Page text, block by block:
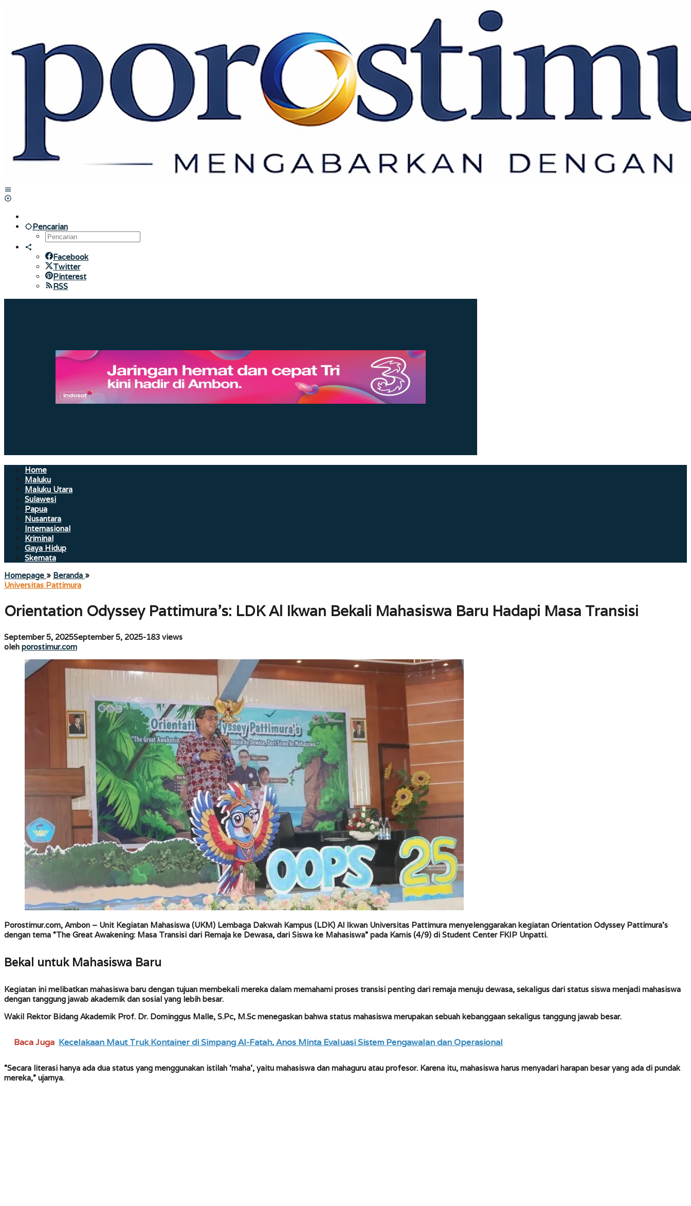
Pencarian
Facebook
Twitter
Pinterest
RSS
Home
Maluku
Maluku Utara
Sulawesi
Papua
Nusantara
Internasional
Kriminal
Gaya Hidup
Skemata
Homepage » Beranda »Orientation
LDK
Al
Bekali
Mahasiswa
Hadapi
Masa
Universitas Pattimura
Orientation Odyssey Pattimura’s: LDK Al Ikwan Bekali Mahasiswa Baru Hadapi Masa Transisi
September 5, 2025September 5, 2025oleh
-183 views
oleh porostimur.com
Porostimur.com, Ambon – Unit Kegiatan Mahasiswa (UKM) Lembaga Dakwah Kampus (LDK) Al Ikwan Universitas Pattimura menyelenggarakan kegiatan Orientation Odyssey Pattimura’s
dengan tema “The Great Awakening: Masa Transisi dari Remaja ke Dewasa, dari Siswa ke Mahasiswa” pada Kamis (4/9) di Student Center FKIP Unpatti.
Bekal untuk Mahasiswa Baru
Kegiatan ini melibatkan mahasiswa baru dengan tujuan membekali mereka dalam memahami proses transisi penting dari remaja menuju dewasa, sekaligus dari status siswa menjadi mahasiswa
dengan tanggung jawab akademik dan sosial yang lebih besar.
Wakil Rektor Bidang Akademik Prof. Dr. Dominggus Malle, S.Pc, M.Sc menegaskan bahwa status mahasiswa merupakan sebuah kebanggaan sekaligus tanggung jawab besar.
Baca Juga Kecelakaan Maut Truk Kontainer di Simpang Al-Fatah, Anos Minta Evaluasi Sistem Pengawalan dan Operasional
“Secara literasi hanya ada dua status yang menggunakan istilah ‘maha’, yaitu mahasiswa dan mahaguru atau profesor. Karena itu, mahasiswa harus menyadari harapan besar yang ada di pundak
mereka,” ujarnya.